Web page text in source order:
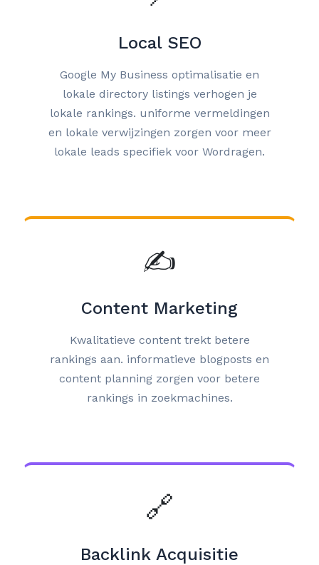
Local SEO
Google My Business optimalisatie en
lokale directory listings verhogen je
lokale rankings. uniforme vermeldingen
en lokale verwijzingen zorgen voor meer
lokale leads specifiek voor Wordragen.
✍️
Content Marketing
Kwalitatieve content trekt betere
rankings aan. informatieve blogposts en
content planning zorgen voor betere
rankings in zoekmachines.
🔗
Backlink Acquisitie